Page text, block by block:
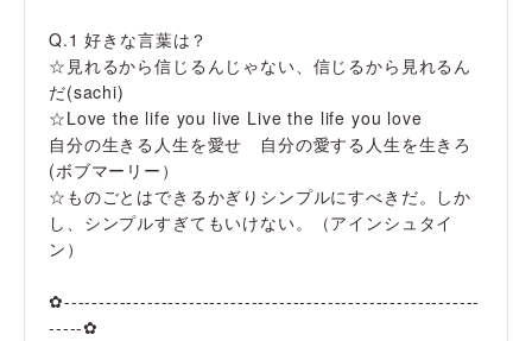
Q.1 好きな言葉は？
☆見れるから信じるんじゃない、信じるから見れるん
だ(sachi)
☆Love the life you live Live the life you love
自分の生きる人生を愛せ 自分の愛する人生を生きろ
(ボブマーリー）
☆ものごとはできるかぎりシンプルにすべきだ。しか
し、シンプルすぎてもいけない。（アインシュタイ
ン）
✿------------------------------------------------------------
-----✿